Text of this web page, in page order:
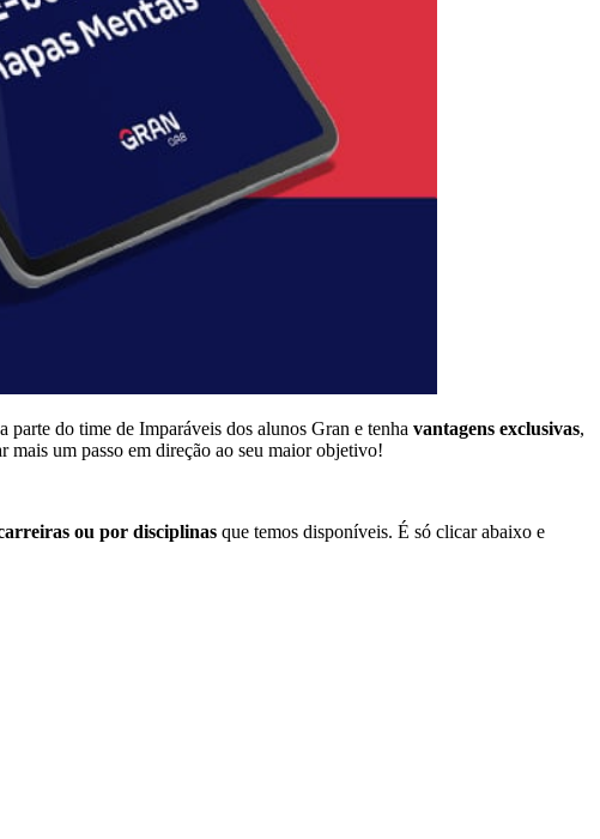
do time de Imparáveis dos alunos Gran e tenha vantagens exclusivas,
um passo em direção ao seu maior objetivo!
ou por disciplinas que temos disponíveis. É só clicar abaixo e